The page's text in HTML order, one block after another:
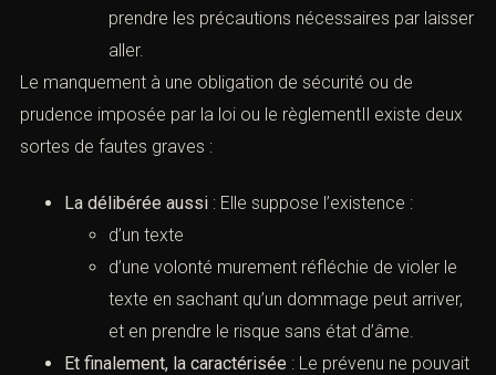
prendre les précautions nécessaires par laisser
aller.
Le manquement à une obligation de sécurité ou de
prudence imposée par la loi ou le règlementIl existe deux
sortes de fautes graves :
La délibérée aussi : Elle suppose l’existence :
d’un texte
d’une volonté murement réfléchie de violer le
texte en sachant qu’un dommage peut arriver,
et en prendre le risque sans état d’âme.
Et finalement, la caractérisée : Le prévenu ne pouvait